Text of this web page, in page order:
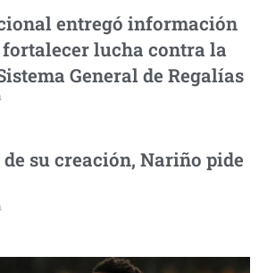
entregó información
lucha contra la
General de Regalías
de su creación, Nariño pide